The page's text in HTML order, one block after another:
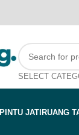
SELECT
PINTU JATI RUANG